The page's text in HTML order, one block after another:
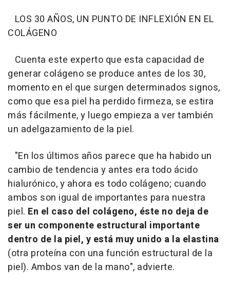
LOS 30 AÑOS, UN PUNTO DE INFLEXIÓN EN EL
COLÁGENO
Cuenta este experto que esta capacidad de
generar colágeno se produce antes de los 30,
momento en el que surgen determinados signos,
como que esa piel ha perdido firmeza, se estira
más fácilmente, y luego empieza a ver también
un adelgazamiento de la piel.
"En los últimos años parece que ha habido un
cambio de tendencia y antes era todo ácido
hialurónico, y ahora es todo colágeno; cuando
ambos son igual de importantes para nuestra
piel. En el caso del colágeno, éste no deja de
ser un componente estructural importante
dentro de la piel, y está muy unido a la elastina
(otra proteína con una función estructural de la
piel). Ambos van de la mano", advierte.